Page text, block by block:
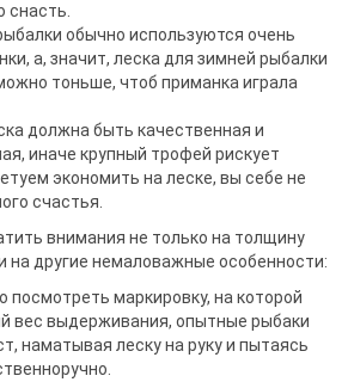
снасть.
обычно используются очень
а, значит, леска для зимней рыбалки
тоньше, чтоб приманка играла
должна быть качественная и
иначе крупный трофей рискует
экономить на леске, вы себе не
счастья.
внимания не только на толщину
на другие немаловажные особенности:
посмотреть маркировку, на которой
вес выдерживания, опытные рыбаки
наматывая леску на руку и пытаясь